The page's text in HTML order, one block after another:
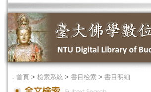
． 首頁 > 檢索系統 > 書目檢索 > 書目明細